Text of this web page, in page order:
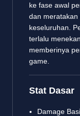
ke fase awal
dan meratakan
keseluruhan.
terlalu
memberinya
game.
Stat Dasar
Damage